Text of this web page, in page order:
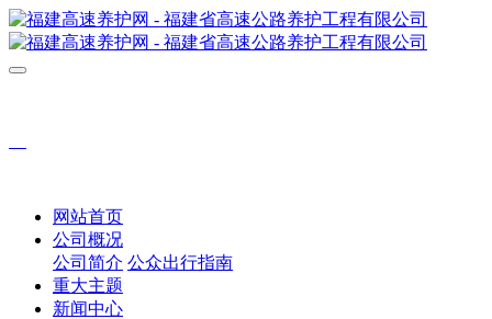
网站首页
公司概况
公司简介 公众出行指南
重大主题
新闻中心